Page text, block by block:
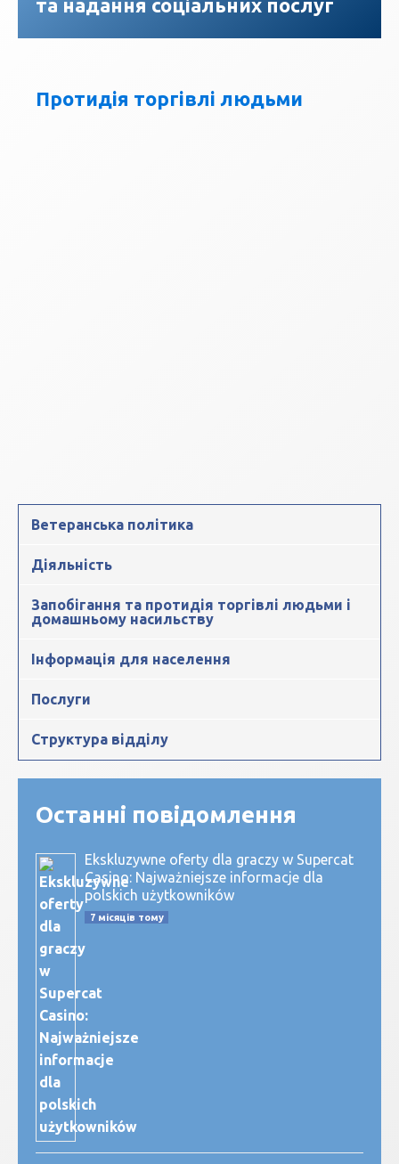
та надання соціальних послуг
Протидія торгівлі людьми
Ветеранська політика
Діяльність
Запобігання та протидія торгівлі людьми і
домашньому насильству
Інформація для населення
Послуги
Структура відділу
Останні повідомлення
Ekskluzywne oferty dla graczy w Supercat
Casino: Najważniejsze informacje dla
polskich użytkowników
7 місяців тому